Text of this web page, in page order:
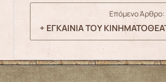
Επόμενο Άρθρο:
+ ΕΓΚΑΙΝΙΑ ΤΟΥ